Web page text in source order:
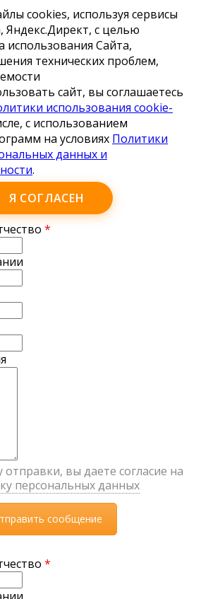
cookies, используя сервисы
Яндекс.Директ, с целью
использования Сайта,
технических проблем,
сайт, вы соглашаетесь
использования cookie-
с использованием
на условиях Политики
данных и
.
Я СОГЛАСЕН
*
вы даете согласие на
персональных данных
*